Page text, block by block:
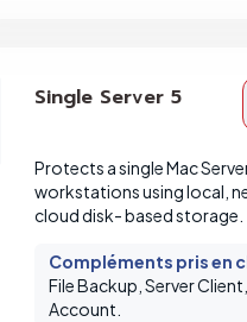
Single Server 5
Protects a single Mac
workstations using local,
cloud disk- based storage.
Compléments pris en
File Backup, Server
Account.